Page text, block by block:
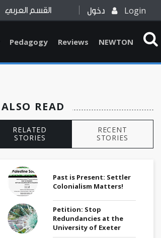
القسم العربي دخول Login
Pedagogy Reviews NEWTON
ALSO READ
RELATED
STORIES
RECENT
STORIES
Past is Present: Settler
Colonialism Matters!
Petition: Stop
Redundancies at the
University of Exeter